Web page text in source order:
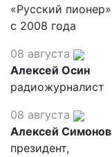
«Русский пионер»
с 2008 года
08 августа
Алексей Осин
радиожурналист
08 августа
Алексей Симонов
президент,